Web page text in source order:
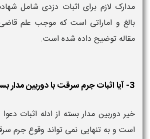
مدارک لازم برای اثبات دزدی شامل
بالغ و اماراتی است که موجب علم
مقاله توضیح داده شده است.
3- آیا اثبات جرم سرقت با دوربین مدار بسته ممکن است؟
خیر دوربین مدار بسته از ادله اثبات
است و به تنهایی نمی تواند وقوع جرم